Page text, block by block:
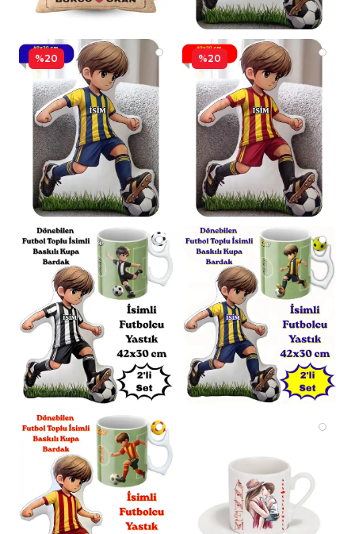
%20 %20